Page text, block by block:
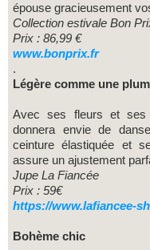
épouse gracieusement
Collection estivale Bon
Prix : 86,99 €
www.bonprix.fr
.
Légère comme une
Avec ses fleurs et ses
donnera envie de
ceinture élastiquée et
assure un ajustement
Jupe La Fiancée
Prix : 59€
https://www.lafiancee-
Bohème chic